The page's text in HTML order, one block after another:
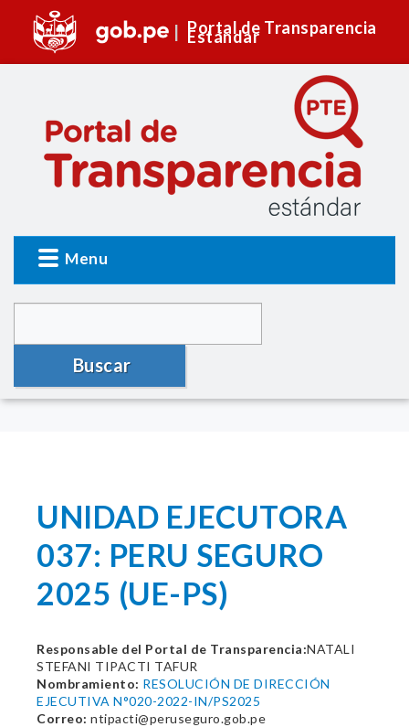
Portal de Transparencia
Estándar
Menu
Buscar
UNIDAD EJECUTORA
037: PERU SEGURO
2025 (UE-PS)
Responsable del Portal de Transparencia:NATALI
STEFANI TIPACTI TAFUR
Nombramiento: RESOLUCIÓN DE DIRECCIÓN
EJECUTIVA N°020-2022-IN/PS2025
Correo: ntipacti@peruseguro.gob.pe